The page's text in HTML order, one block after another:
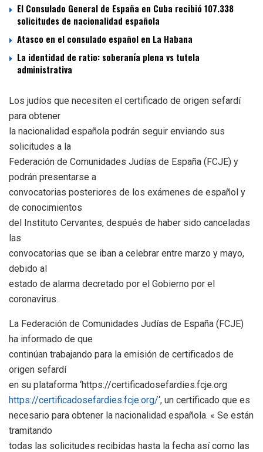
El Consulado General de España en Cuba recibió 107.338
solicitudes de nacionalidad española
Atasco en el consulado español en La Habana
La identidad de ratio: soberanía plena vs tutela
administrativa
Los judíos que necesiten el certificado de origen sefardí
para obtener
la nacionalidad española podrán seguir enviando sus
solicitudes a la
Federación de Comunidades Judías de España (FCJE) y
podrán presentarse a
convocatorias posteriores de los exámenes de español y
de conocimientos
del Instituto Cervantes, después de haber sido canceladas
las
convocatorias que se iban a celebrar entre marzo y mayo,
debido al
estado de alarma decretado por el Gobierno por el
coronavirus.
La Federación de Comunidades Judías de España (FCJE)
ha informado de que
continúan trabajando para la emisión de certificados de
origen sefardí
en su plataforma ‘https://certificadosefardies.fcje.org
https://certificadosefardies.fcje.org/‘, un certificado que es
necesario para obtener la nacionalidad española. « Se están
tramitando
todas las solicitudes recibidas hasta la fecha así como las